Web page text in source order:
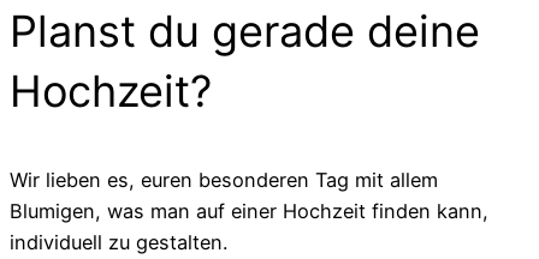
Planst du gerade deine
Hochzeit?
Wir lieben es, euren besonderen Tag mit allem
Blumigen, was man auf einer Hochzeit finden kann,
individuell zu gestalten.